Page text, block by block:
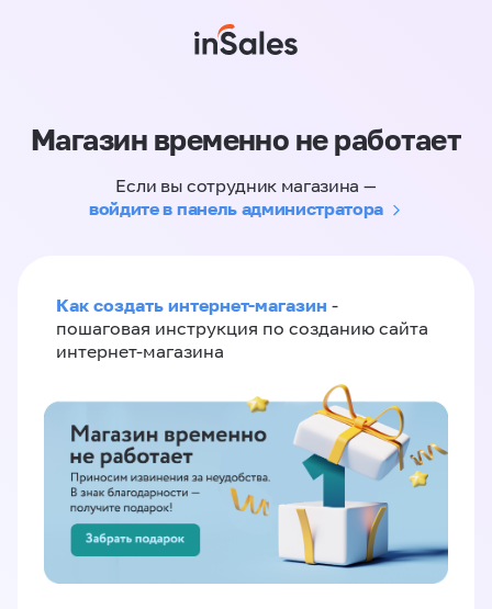
Магазин временно не работает
Если вы сотрудник магазина —
войдите в панель администратора
Как создать интернет-магазин -
пошаговая инструкция по созданию сайта
интернет-магазина